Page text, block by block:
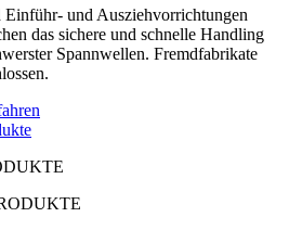
Einführ- und Ausziehvorrichtungen
das sichere und schnelle Handling
Spannwellen. Fremdfabrikate